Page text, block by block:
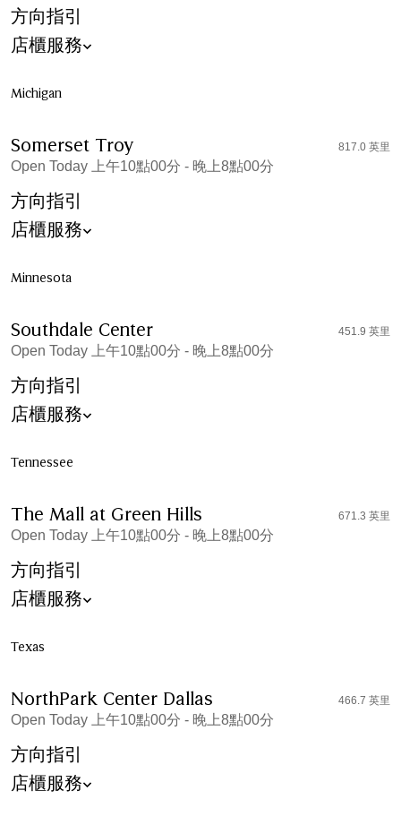
方向指引
店櫃服務
Michigan
Somerset Troy 817.0 英里
Open Today 上午10點00分 - 晚上8點00分
方向指引
店櫃服務
Minnesota
Southdale Center 451.9 英里
Open Today 上午10點00分 - 晚上8點00分
方向指引
店櫃服務
Tennessee
The Mall at Green Hills 671.3 英里
Open Today 上午10點00分 - 晚上8點00分
方向指引
店櫃服務
Texas
NorthPark Center Dallas 466.7 英里
Open Today 上午10點00分 - 晚上8點00分
方向指引
店櫃服務